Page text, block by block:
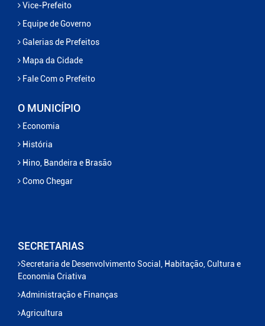
Vice-Prefeito
Equipe de Governo
Galerias de Prefeitos
Mapa da Cidade
Fale Com o Prefeito
O MUNICÍPIO
Economia
História
Hino, Bandeira e Brasão
Como Chegar
SECRETARIAS
Secretaria de Desenvolvimento Social, Habitação, Cultura e
Economia Criativa
Administração e Finanças
Agricultura